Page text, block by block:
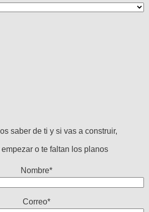
saber de ti y si vas a construir,
o te faltan los planos
Nombre*
Correo*